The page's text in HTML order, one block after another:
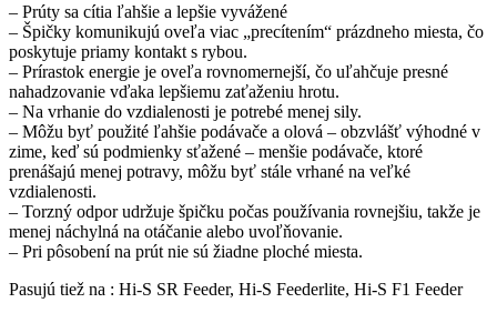
– Prúty sa cítia ľahšie a lepšie vyvážené
– Špičky komunikujú oveľa viac „precítením“ prázdneho miesta, čo
poskytuje priamy kontakt s rybou.
– Prírastok energie je oveľa rovnomernejší, čo uľahčuje presné
nahadzovanie vďaka lepšiemu zaťaženiu hrotu.
– Na vrhanie do vzdialenosti je potrebé menej sily.
– Môžu byť použité ľahšie podávače a olová – obzvlášť výhodné v
zime, keď sú podmienky sťažené – menšie podávače, ktoré
prenášajú menej potravy, môžu byť stále vrhané na veľké
vzdialenosti.
– Torzný odpor udržuje špičku počas používania rovnejšiu, takže je
menej náchylná na otáčanie alebo uvoľňovanie.
– Pri pôsobení na prút nie sú žiadne ploché miesta.
Pasujú tiež na : Hi-S SR Feeder, Hi-S Feederlite, Hi-S F1 Feeder